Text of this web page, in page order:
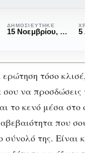
ΔΗΜΟΣΙΕΎΤΗΚΕ
15 Νοεμβρίου, 2019 5
τόσο
σου να
το κενό μέσα στο
που
της. Είναι